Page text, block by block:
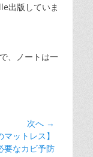
出版していま
、ノートは一
次へ →
マットレス】
要なカビ予防